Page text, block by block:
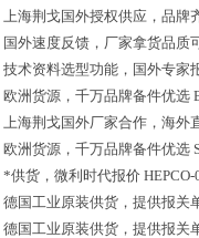
上海荆戈国外授权供应，品牌
国外速度反馈，厂家拿货品质
技术资料选型功能，国外专家
欧洲货源，千万品牌备件优选
上海荆戈国外厂家合作，海外
欧洲货源，千万品牌备件优选
*供货，微利时代报价
德国工业原装供货，提供报关
德国工业原装供货，提供报关